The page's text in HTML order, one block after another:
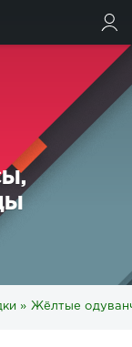
» Жёлтые